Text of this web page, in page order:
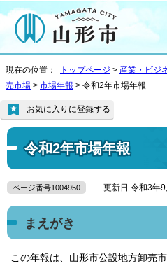
現在の位置： トップページ > 産業・ビジ
売市場 > 市場年報 > 令和2年市場年報
令和2年市場年報
お気に入りに登録する
ページ番号1004950 更新日 令和3年9
まえがき
この年報は、山形市公設地方卸売